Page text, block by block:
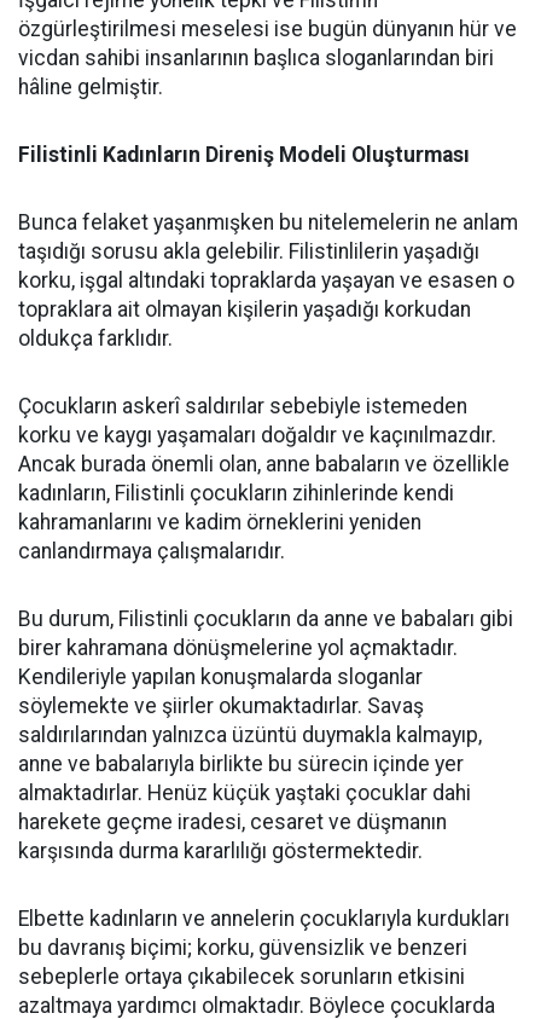
özgürleştirilmesi meselesi ise bugün dünyanın hür ve
vicdan sahibi insanlarının başlıca sloganlarından biri
hâline gelmiştir.
Filistinli Kadınların Direniş Modeli Oluşturması
Bunca felaket yaşanmışken bu nitelemelerin ne anlam
taşıdığı sorusu akla gelebilir. Filistinlilerin yaşadığı
korku, işgal altındaki topraklarda yaşayan ve esasen o
topraklara ait olmayan kişilerin yaşadığı korkudan
oldukça farklıdır.
Çocukların askerî saldırılar sebebiyle istemeden
korku ve kaygı yaşamaları doğaldır ve kaçınılmazdır.
Ancak burada önemli olan, anne babaların ve özellikle
kadınların, Filistinli çocukların zihinlerinde kendi
kahramanlarını ve kadim örneklerini yeniden
canlandırmaya çalışmalarıdır.
Bu durum, Filistinli çocukların da anne ve babaları gibi
birer kahramana dönüşmelerine yol açmaktadır.
Kendileriyle yapılan konuşmalarda sloganlar
söylemekte ve şiirler okumaktadırlar. Savaş
saldırılarından yalnızca üzüntü duymakla kalmayıp,
anne ve babalarıyla birlikte bu sürecin içinde yer
almaktadırlar. Henüz küçük yaştaki çocuklar dahi
harekete geçme iradesi, cesaret ve düşmanın
karşısında durma kararlılığı göstermektedir.
Elbette kadınların ve annelerin çocuklarıyla kurdukları
bu davranış biçimi; korku, güvensizlik ve benzeri
sebeplerle ortaya çıkabilecek sorunların etkisini
azaltmaya yardımcı olmaktadır. Böylece çocuklarda